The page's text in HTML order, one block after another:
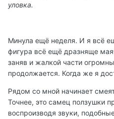
уловка.
Минула ещё неделя. И я всё
фигура всё ещё дразняще
заняв и жалкой части
продолжается. Когда же я
Рядом со мной начинает
Точнее, это самец ползушки
воспроизводя звуки,